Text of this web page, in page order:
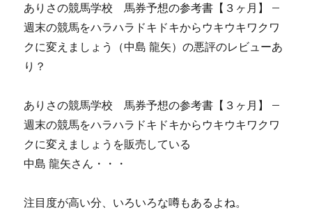
ありさの競馬学校 馬券予想の参考書【３ヶ月】 –
週末の競馬をハラハラドキドキからウキウキワクワ
クに変えましょう（中島 龍矢）の悪評のレビューあ
り？
ありさの競馬学校 馬券予想の参考書【３ヶ月】 –
週末の競馬をハラハラドキドキからウキウキワクワ
クに変えましょうを販売している
中島 龍矢さん・・・
注目度が高い分、いろいろな噂もあるよね。